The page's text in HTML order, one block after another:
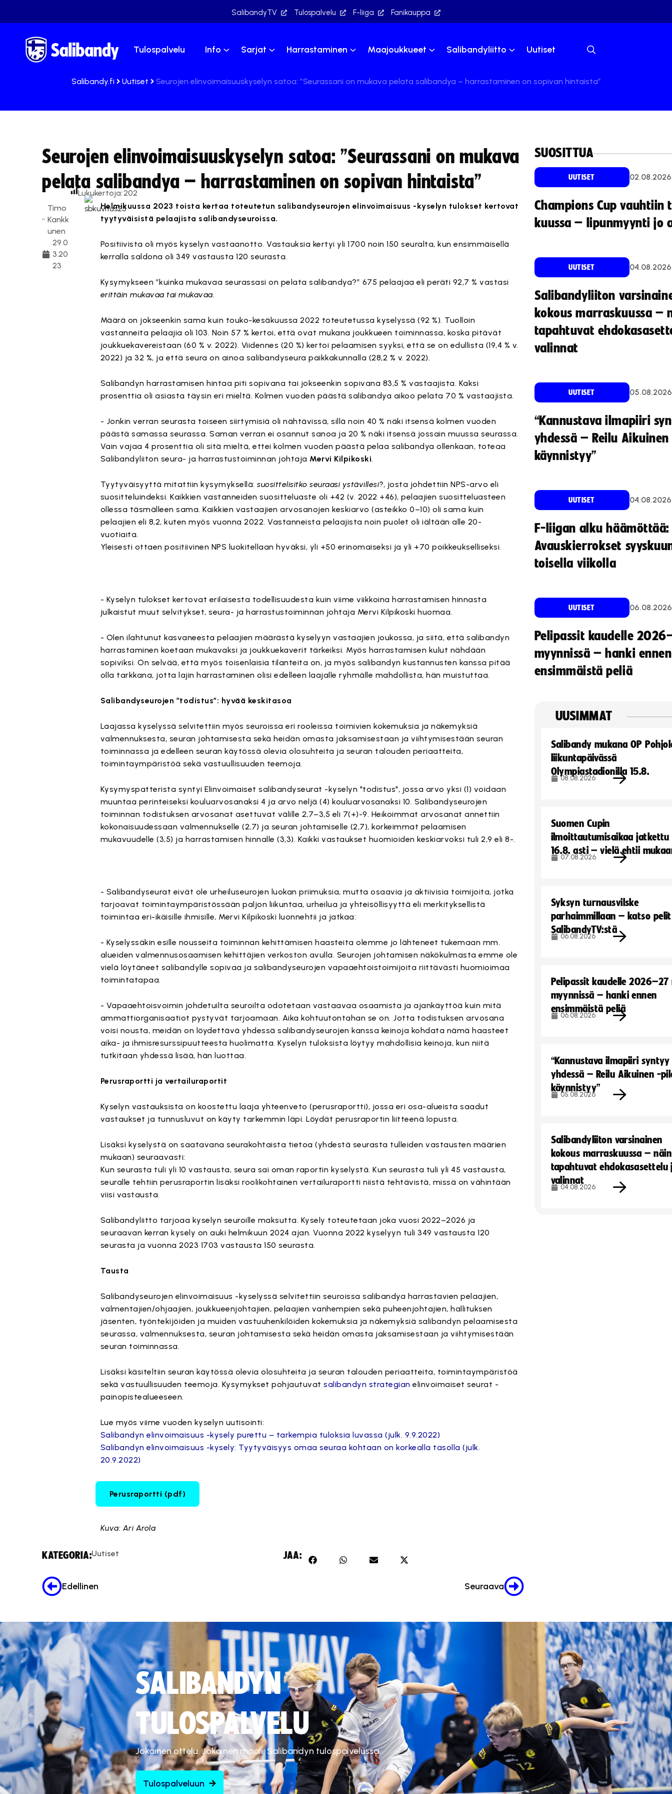
SalibandyTV Tulospalvelu F-liiga Fanikauppa
Tulospalvelu Info Sarjat Harrastaminen Maajoukkueet Salibandyliitto Uutiset
Salibandy.fi Uutiset Seurojen elinvoimaisuuskyselyn satoa: ”Seurassani on mukava pelata salibandya – harrastaminen on sopivan hintaista”
Seurojen elinvoimaisuuskyselyn satoa: ”Seurassani on mukava
pelata salibandya – harrastaminen on sopivan hintaista”
Timo
Kankk
unen
29.0
3.20
23
Lukukertoja:202
Helmikuussa 2023 toista kertaa toteutetun salibandyseurojen elinvoimaisuus -kyselyn tulokset kertovat
tyytyväisistä pelaajista salibandyseuroissa.
Positiivista oli myös kyselyn vastaanotto. Vastauksia kertyi yli 1700 noin 150 seuralta, kun ensimmäisellä
kerralla saldona oli 349 vastausta 120 seurasta.
Kysymykseen ”kuinka mukavaa seurassasi on pelata salibandya?” 675 pelaajaa eli peräti 92,7 % vastasi
erittäin mukavaa tai mukavaa.
Määrä on jokseenkin sama kuin touko-kesäkuussa 2022 toteutetussa kyselyssä (92 %). Tuolloin
vastanneita pelaajia oli 103. Noin 57 % kertoi, että ovat mukana joukkueen toiminnassa, koska pitävät
joukkuekavereistaan (60 % v. 2022). Viidennes (20 %) kertoi pelaamisen syyksi, että se on edullista (19,4 % v.
2022) ja 32 %, ja että seura on ainoa salibandyseura paikkakunnalla (28,2 % v. 2022).
Salibandyn harrastamisen hintaa piti sopivana tai jokseenkin sopivana 83,5 % vastaajista. Kaksi
prosenttia oli asiasta täysin eri mieltä. Kolmen vuoden päästä salibandya aikoo pelata 70 % vastaajista.
- Jonkin verran seurasta toiseen siirtymisiä oli nähtävissä, sillä noin 40 % näki itsensä kolmen vuoden
päästä samassa seurassa. Saman verran ei osannut sanoa ja 20 % näki itsensä jossain muussa seurassa.
Vain vajaa 4 prosenttia oli sitä mieltä, ettei kolmen vuoden päästä pelaa salibandya ollenkaan, toteaa
Salibandyliiton seura- ja harrastustoiminnan johtaja Mervi Kilpikoski.
Tyytyväisyyttä mitattiin kysymyksellä:suosittelisitko seuraasi ystävillesi?, josta johdettiin NPS-arvo eli
suositteluindeksi. Kaikkien vastanneiden suositteluaste oli +42 (v. 2022 +46), pelaajien suositteluasteen
ollessa täsmälleen sama. Kaikkien vastaajien arvosanojen keskiarvo (asteikko 0–10) oli sama kuin
pelaajien eli 8,2, kuten myös vuonna 2022. Vastanneista pelaajista noin puolet oli iältään alle 20-
vuotiaita.
Yleisesti ottaen positiivinen NPS luokitellaan hyväksi, yli +50 erinomaiseksi ja yli +70 poikkeukselliseksi.
- Kyselyn tulokset kertovat erilaisesta todellisuudesta kuin viime viikkoina harrastamisen hinnasta
julkaistut muut selvitykset, seura- ja harrastustoiminnan johtaja Mervi Kilpikoski huomaa.
- Olen ilahtunut kasvaneesta pelaajien määrästä kyselyyn vastaajien joukossa, ja siitä, että salibandyn
harrastaminen koetaan mukavaksi ja joukkuekaverit tärkeiksi. Myös harrastamisen kulut nähdään
sopiviksi. On selvää, että myös toisenlaisia tilanteita on, ja myös salibandyn kustannusten kanssa pitää
olla tarkkana, jotta lajin harrastaminen olisi edelleen laajalle ryhmälle mahdollista, hän muistuttaa.
Salibandyseurojen ”todistus”: hyvää keskitasoa
Laajassa kyselyssä selvitettiin myös seuroissa eri rooleissa toimivien kokemuksia ja näkemyksiä
valmennuksesta, seuran johtamisesta sekä heidän omasta jaksamisestaan ja viihtymisestään seuran
toiminnassa ja edelleen seuran käytössä olevia olosuhteita ja seuran talouden periaatteita,
toimintaympäristöä sekä vastuullisuuden teemoja.
Kysymyspatterista syntyi Elinvoimaiset salibandyseurat -kyselyn "todistus", jossa arvo yksi (1) voidaan
muuntaa perinteiseksi kouluarvosanaksi 4 ja arvo neljä (4) kouluarvosanaksi 10. Salibandyseurojen
toiminnan todistuksen arvosanat asettuvat välille 2,7–3,5 eli 7(+)-9. Heikoimmat arvosanat annettiin
kokonaisuudessaan valmennukselle (2,7) ja seuran johtamiselle (2,7), korkeimmat pelaamisen
mukavuudelle (3,5) ja harrastamisen hinnalle (3,3). Kaikki vastaukset huomioiden keskiarvoksi tuli 2,9 eli 8-.
- Salibandyseurat eivät ole urheiluseurojen luokan priimuksia, mutta osaavia ja aktiivisia toimijoita, jotka
tarjoavat toimintaympäristössään paljon liikuntaa, urheilua ja yhteisöllisyyttä eli merkityksellistä
toimintaa eri-ikäisille ihmisille, Mervi Kilpikoski luonnehtii ja jatkaa:
- Kyselyssäkin esille nousseita toiminnan kehittämisen haasteita olemme jo lähteneet tukemaan mm.
alueiden valmennusosaamisen kehittäjien verkoston avulla. Seurojen johtamisen näkökulmasta emme ole
vielä löytäneet salibandylle sopivaa ja salibandyseurojen vapaaehtoistoimijoita riittävästi huomioimaa
toimintatapaa.
- Vapaaehtoisvoimin johdetuilta seuroilta odotetaan vastaavaa osaamista ja ajankäyttöä kuin mitä
ammattiorganisaatiot pystyvät tarjoamaan. Aika kohtuutontahan se on. Jotta todistuksen arvosana
voisi nousta, meidän on löydettävä yhdessä salibandyseurojen kanssa keinoja kohdata nämä haasteet
aika- ja ihmisresurssipuutteesta huolimatta. Kyselyn tuloksista löytyy mahdollisia keinoja, kun niitä
tutkitaan yhdessä lisää, hän luottaa.
Perusraportti ja vertailuraportit
Kyselyn vastauksista on koostettu laaja yhteenveto (perusraportti), jossa eri osa-alueista saadut
vastaukset ja tunnusluvut on käyty tarkemmin läpi. Löydät perusraportin liitteenä lopusta.
Lisäksi kyselystä on saatavana seurakohtaista tietoa (yhdestä seurasta tulleiden vastausten määrien
mukaan) seuraavasti:
Kun seurasta tuli yli 10 vastausta, seura sai oman raportin kyselystä. Kun seurasta tuli yli 45 vastausta,
seuralle tehtiin perusraportin lisäksi roolikohtainen vertailuraportti niistä tehtävistä, missä on vähintään
viisi vastausta.
Salibandyliitto tarjoaa kyselyn seuroille maksutta. Kysely toteutetaan joka vuosi 2022–2026 ja
seuraavan kerran kysely on auki helmikuun 2024 ajan. Vuonna 2022 kyselyyn tuli 349 vastausta 120
seurasta ja vuonna 2023 1703 vastausta 150 seurasta.
Tausta
Salibandyseurojen elinvoimaisuus -kyselyssä selvitettiin seuroissa salibandya harrastavien pelaajien,
valmentajien/ohjaajien, joukkueenjohtajien, pelaajien vanhempien sekä puheenjohtajien, hallituksen
jäsenten, työntekijöiden ja muiden vastuuhenkilöiden kokemuksia ja näkemyksiä salibandyn pelaamisesta
seurassa, valmennuksesta, seuran johtamisesta sekä heidän omasta jaksamisestaan ja viihtymisestään
seuran toiminnassa.
Lisäksi käsiteltiin seuran käytössä olevia olosuhteita ja seuran talouden periaatteita, toimintaympäristöä
sekä vastuullisuuden teemoja. Kysymykset pohjautuvatsalibandyn strategian elinvoimaiset seurat -
painopistealueeseen.
Lue myös viime vuoden kyselyn uutisointi:
Salibandyn elinvoimaisuus -kysely purettu – tarkempia tuloksia luvassa (julk. 9.9.2022)
Salibandyn elinvoimaisuus -kysely: Tyytyväisyys omaa seuraa kohtaan on korkealla tasolla (julk.
20.9.2022)
Perusraportti (pdf)
Kuva: Ari Arola
KATEGORIA:Uutiset JAA:
Edellinen Seuraava
SUOSITTUA
UUTISET 02.08.2026
Champions Cup vauhtiin
kuussa – lipunmyynti jo
UUTISET 04.08.2026
Salibandyliiton
kokous marraskuussa –
tapahtuvat
valinnat
UUTISET 05.08.2026
“Kannustava ilmapiiri
yhdessä – Reilu
käynnistyy”
UUTISET 04.08.2026
F-liigan alku häämöttää:
Avauskierrokset
toisella viikolla
UUTISET 06.08.2026
Pelipassit kaudelle
myynnissä – hanki ennen
ensimmäistä peliä
UUSIMMAT
Salibandy mukana OP
liikuntapäivässä
Olympiastadionilla 15.8.
08.08.2026
Suomen Cupin
ilmoittautumisaikaa jatkettu
16.8. asti – vielä ehtii
07.08.2026
Syksyn turnausvilske
parhaimmillaan – katso pelit
SalibandyTV:stä
06.08.2026
Pelipassit kaudelle
myynnissä – hanki ennen
ensimmäistä peliä
06.08.2026
“Kannustava ilmapiiri syntyy
yhdessä – Reilu Aikuinen -
käynnistyy”
05.08.2026
Salibandyliiton varsinainen
kokous marraskuussa – näin
tapahtuvat ehdokasasettelu
valinnat
04.08.2026
SALIBANDYN
TULOSPALVELU
Jokainen ottelu. Jokainen maali. Salibandyn tulospalvelussa.
Tulospalveluun